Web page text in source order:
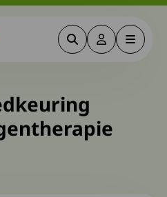
ZoekenDeze link
Menu